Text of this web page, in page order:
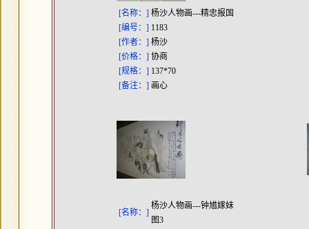
[名称：] 杨沙人物画---精忠报国
[编号：] 1183
[作者：] 杨沙
[价格：] 协商
[规格：] 137*70
[备注：] 画心
[名称：]
杨沙人物画---钟馗嫁妹
图3